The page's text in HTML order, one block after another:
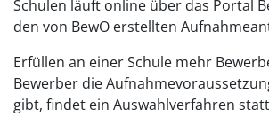
Schulen läuft online über das Portal
den von BewO erstellten
Erfüllen an einer Schule mehr
Bewerber die
gibt, findet ein Auswahlverfahren